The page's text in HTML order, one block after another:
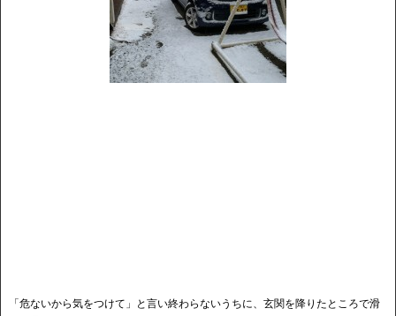
「危ないから気をつけて」と言い終わらないうちに、玄関を降りたところで滑